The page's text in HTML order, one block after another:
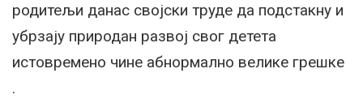
родитељи данас својски труде да подстакну и
убрзају природан развој свог детета
истовремено чине абнормално велике грешке
.